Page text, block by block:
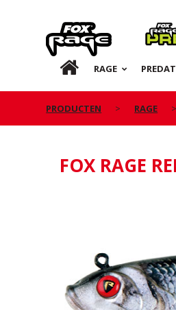
Rage
NL RAGE
PRODUCTEN RAGE
FOX RAGE